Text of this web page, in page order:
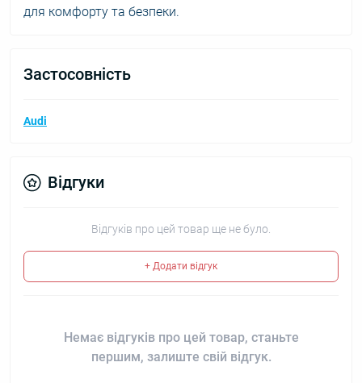
для комфорту та безпеки.
Застосовність
Audi
Відгуки
Відгуків про цей товар ще не було.
+ Додати відгук
Немає відгуків про цей товар, станьте
першим, залиште свій відгук.